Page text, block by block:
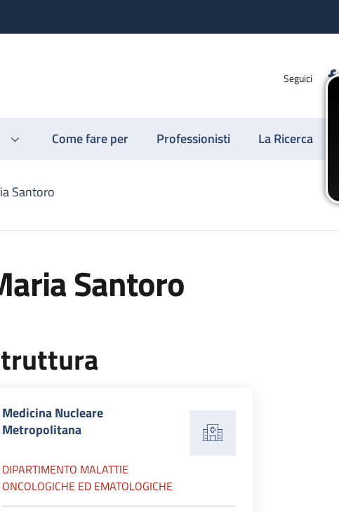
Seguici
Come fare per Professionisti La Ricerca
Santoro
Santoro
Medicina Nucleare
Metropolitana
DIPARTIMENTO MALATTIE
ONCOLOGICHE ED EMATOLOGICHE